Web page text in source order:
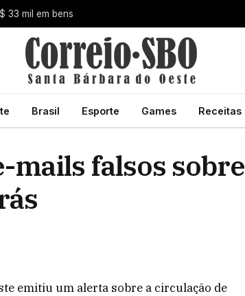
33 mil em bens
Brasil Esporte Games Receitas
mails falsos sobre
emitiu um alerta sobre a circulação de